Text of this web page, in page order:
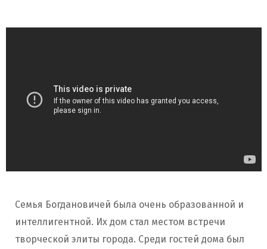
Семья Богдановичей была очень образованной и
интеллигентной. Их дом стал местом встречи
творческой элиты города. Среди гостей дома был